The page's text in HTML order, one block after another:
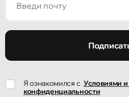
улица Ион Крянгэ, 78
Я ознакомился с Условиями
конфиденциальности